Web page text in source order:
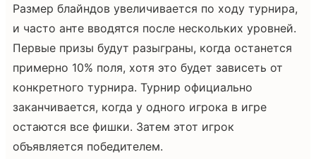
Размер блайндов увеличивается по ходу турнира,
и часто анте вводятся после нескольких уровней.
Первые призы будут разыграны, когда останется
примерно 10% поля, хотя это будет зависеть от
конкретного турнира. Турнир официально
заканчивается, когда у одного игрока в игре
остаются все фишки. Затем этот игрок
объявляется победителем.